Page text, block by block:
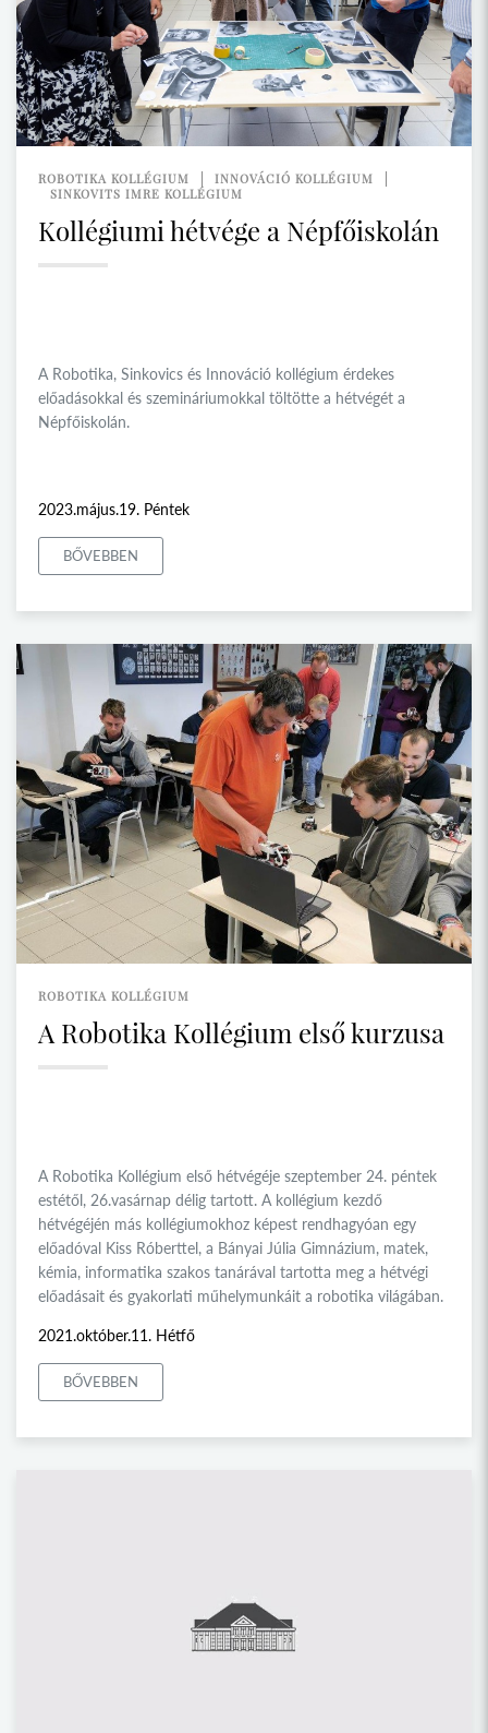
ROBOTIKA KOLLÉGIUM
INNOVÁCIÓ KOLLÉGIUM
SINKOVITS IMRE KOLLÉGIUM
Kollégiumi hétvége a Népfőiskolán
A Robotika, Sinkovics és Innováció kollégium érdekes
előadásokkal és szemináriumokkal töltötte a hétvégét a
Népfőiskolán.
2023.május.19. Péntek
BŐVEBBEN
ROBOTIKA KOLLÉGIUM
A Robotika Kollégium első kurzusa
A Robotika Kollégium első hétvégéje szeptember 24. péntek
estétől, 26.vasárnap délig tartott. A kollégium kezdő
hétvégéjén más kollégiumokhoz képest rendhagyóan egy
előadóval Kiss Róberttel, a Bányai Júlia Gimnázium, matek,
kémia, informatika szakos tanárával tartotta meg a hétvégi
előadásait és gyakorlati műhelymunkáit a robotika világában.
2021.október.11. Hétfő
BŐVEBBEN